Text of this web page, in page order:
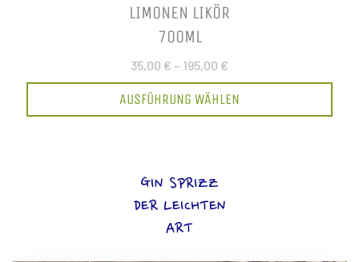
LIMONEN LIKÖR
700ML
35,00 € – 195,00 €
AUSFÜHRUNG WÄHLEN
GIN SPRIZZ
DER LEICHTEN
ART